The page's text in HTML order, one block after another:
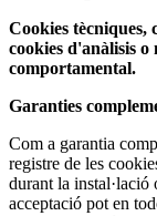
Cookies tècniques,
cookies d'anàlisis
comportamental.
Garanties
Com a garantia
registre de les
durant la instal·lació
acceptació pot en